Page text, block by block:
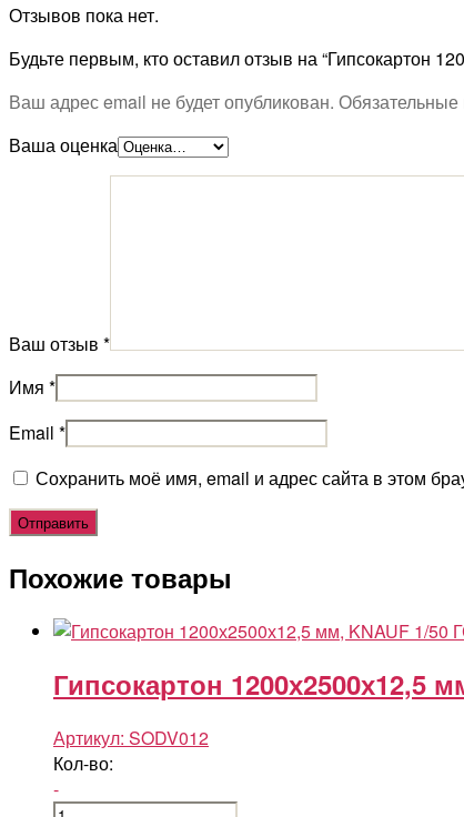
Отзывов пока нет.
Будьте первым, кто оставил отзыв на “Гипсокартон
Ваш адрес email не будет опубликован.
Ваша оценка
Ваш отзыв *
Имя *
Email *
Сохранить моё имя, email и адрес сайта в этом
Похожие товары
Гипсокартон 1200х2500х12,5
Артикул: SODV012
Кол-во:
-